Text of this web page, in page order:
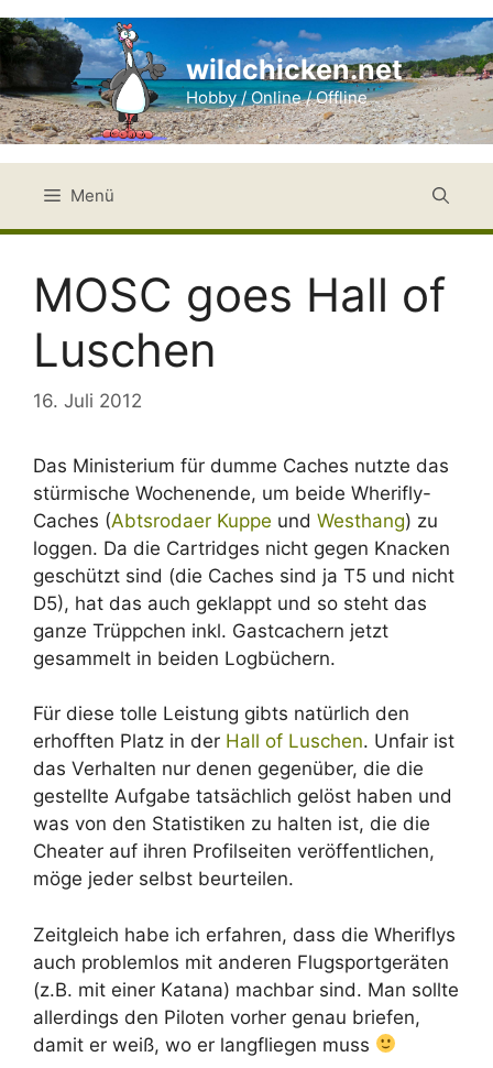
Zum
Inhalt
springen
wildchicken.net
Hobby / Online / Offline
Menü
MOSC goes Hall of
Luschen
16. Juli 2012
Das Ministerium für dumme Caches nutzte das
stürmische Wochenende, um beide Wherifly-
Caches (Abtsrodaer Kuppe und Westhang) zu
loggen. Da die Cartridges nicht gegen Knacken
geschützt sind (die Caches sind ja T5 und nicht
D5), hat das auch geklappt und so steht das
ganze Trüppchen inkl. Gastcachern jetzt
gesammelt in beiden Logbüchern.
Für diese tolle Leistung gibts natürlich den
erhofften Platz in der Hall of Luschen. Unfair ist
das Verhalten nur denen gegenüber, die die
gestellte Aufgabe tatsächlich gelöst haben und
was von den Statistiken zu halten ist, die die
Cheater auf ihren Profilseiten veröffentlichen,
möge jeder selbst beurteilen.
Zeitgleich habe ich erfahren, dass die Wheriflys
auch problemlos mit anderen Flugsportgeräten
(z.B. mit einer Katana) machbar sind. Man sollte
allerdings den Piloten vorher genau briefen,
damit er weiß, wo er langfliegen muss